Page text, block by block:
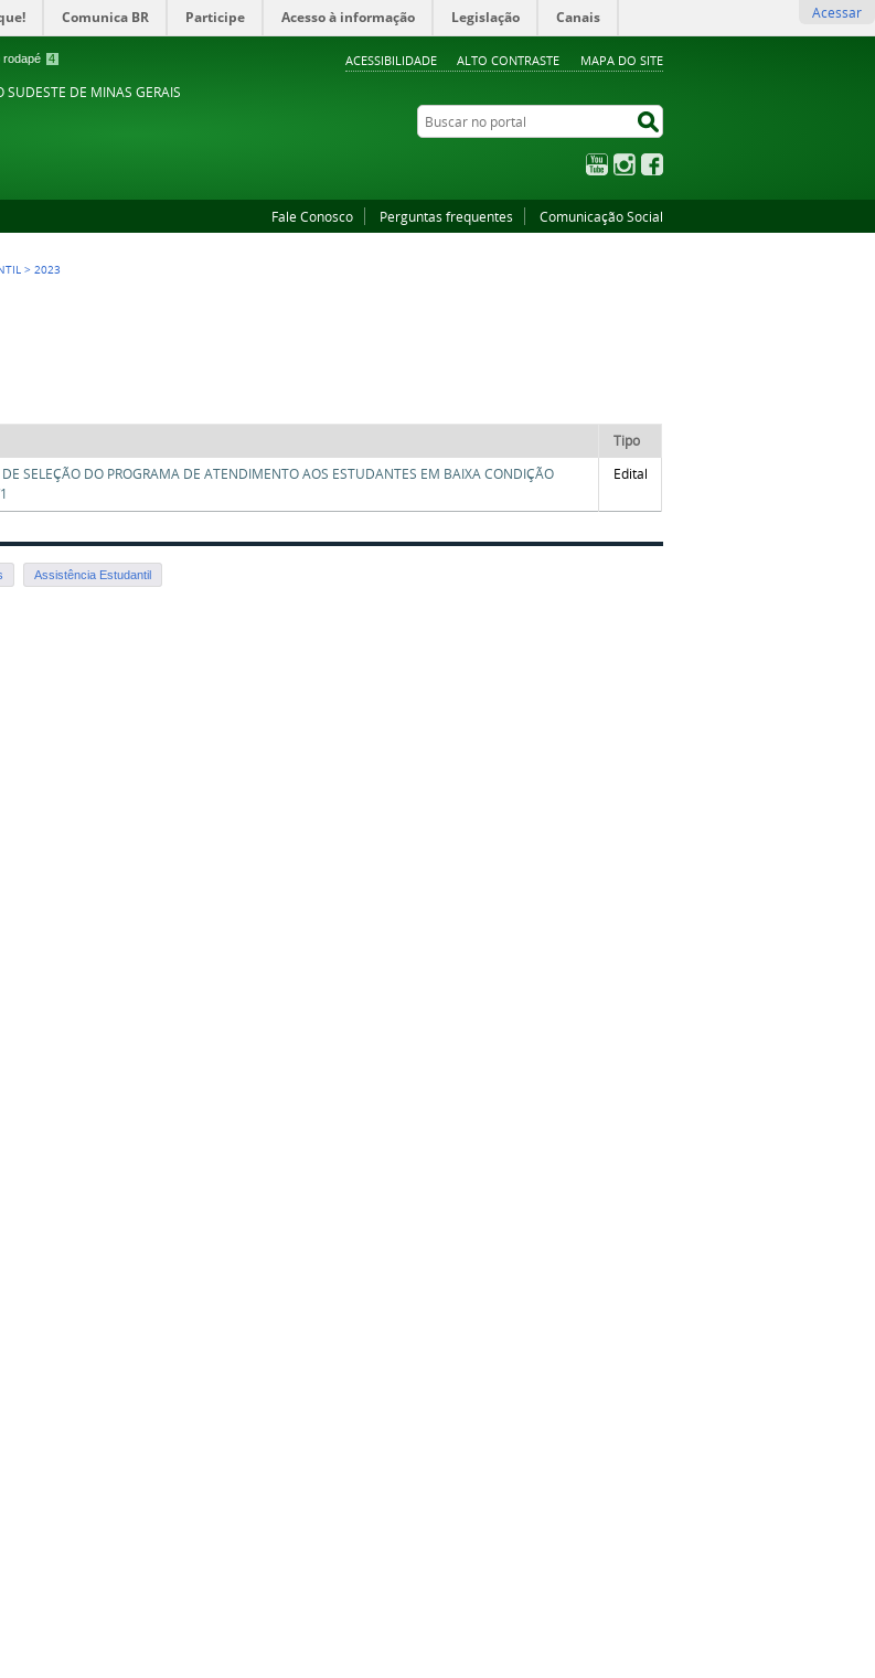
rodapé 4 ACESSIBILIDADE ALTO CONTRASTE MAPA DO SITE
Comunica BR Participe Acesso à informação Legislação Canais Acessar
DE MINAS GERAIS
Buscar no portal
YouTubeInstagram
Fale Conosco Perguntas frequentes Comunicação Social
>2023
Tipo
SELEÇÃO DO PROGRAMA DE ATENDIMENTO AOS ESTUDANTES EM BAIXA CONDIÇÃO
Edital
Assistência Estudantil